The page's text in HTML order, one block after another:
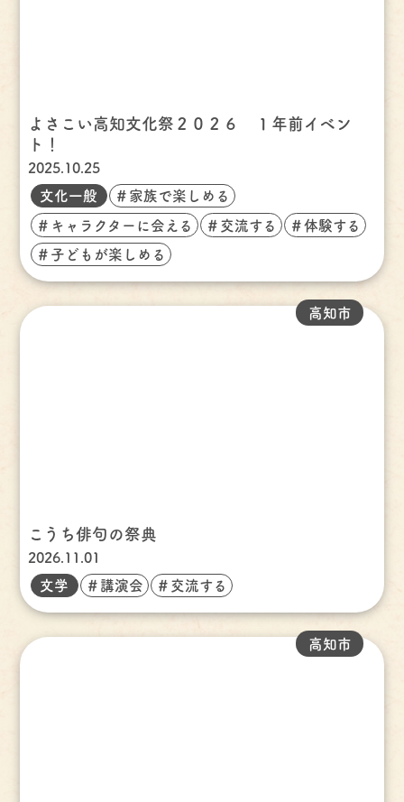
よさこい高知文化祭２０２６ １年前イベン
ト！
2025.10.25
文化一般
＃家族で楽しめる
＃キャラクターに会える ＃交流する ＃体験する
＃子どもが楽しめる
こうち俳句の祭典
2026.11.01
高知市
文学 ＃講演会 ＃交流する
高知市